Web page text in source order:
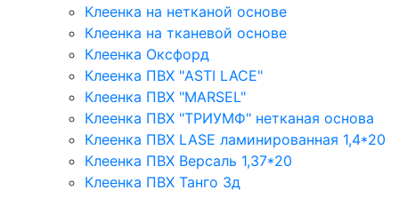
Клеенка на нетканой основе
Клеенка на тканевой основе
Клеенка Оксфорд
Клеенка ПВХ "ASTI LACE"
Клеенка ПВХ "MARSEL"
Клеенка ПВХ "ТРИУМФ" нетканая основа
Клеенка ПВХ LASE ламинированная 1,4*20
Клеенка ПВХ Версаль 1,37*20
Клеенка ПВХ Танго 3д